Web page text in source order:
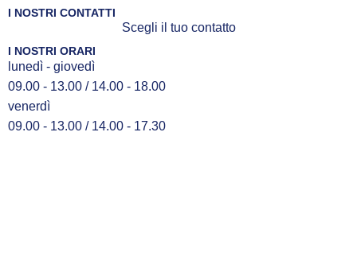
I NOSTRI CONTATTI
Scegli il tuo contatto
I NOSTRI ORARI
lunedì - giovedì
09.00 - 13.00 / 14.00 - 18.00
venerdì
09.00 - 13.00 / 14.00 - 17.30